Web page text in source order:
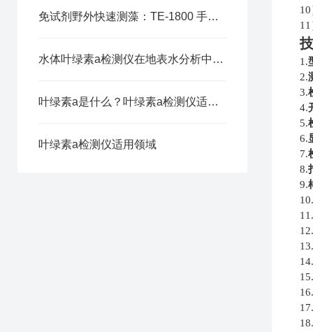
免试剂野外快速测藻：TE-1800 手持式检测仪助力水源地水华预警
水体叶绿素a检测仪在地表水分析中的应用
叶绿素a是什么？叶绿素a检测仪适用那些领域？
叶绿素a检测仪适用领域
1.
2.
3.
4.
5.
6.
7.
8.
9.
10.
11.
12.
13.
14.
15.
16.
17.
18.